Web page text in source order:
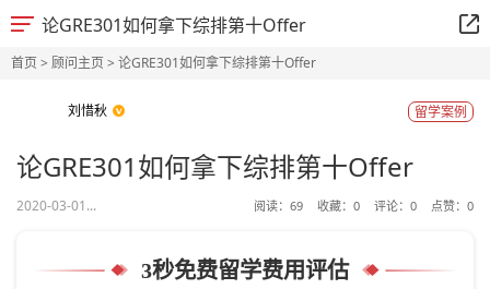
论GRE301如何拿下综排第十Offer
首页> 顾问主页> 论GRE301如何拿下综排第十Offer
刘惜秋 留学案例
论GRE301如何拿下综排第十Offer
2020-03-01... 阅读： 69 收藏： 0 评论： 0 点赞： 0
3秒免费留学费用评估